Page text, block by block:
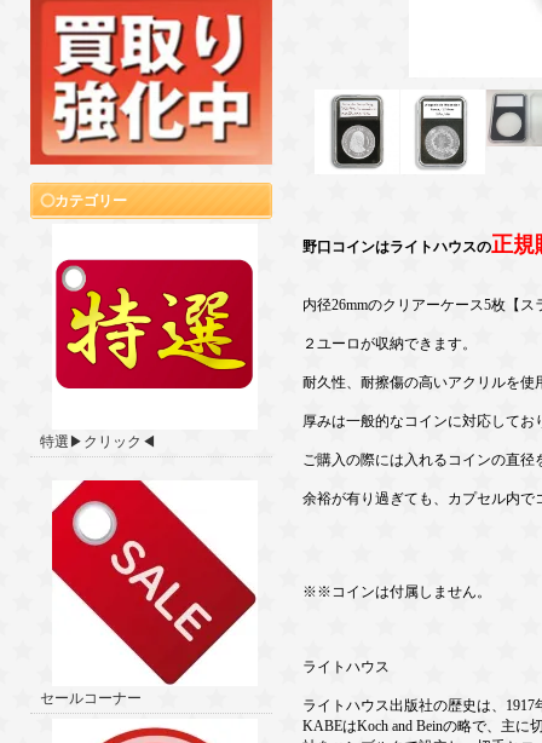
カテゴリー
特選▶クリック◀
セールコーナー
野口コインはライトハウスの正規
内径26mmのクリアーケース5枚【ス
２ユーロが収納できます。
耐久性、耐擦傷の高いアクリルを使
厚みは一般的なコインに対応して
ご購入の際には入れるコインの直
余裕が有り過ぎても、カプセル内
※※コインは付属しません。
ライトハウス
ライトハウス出版社の歴史は、
KABEはKoch and Beinの略で、主